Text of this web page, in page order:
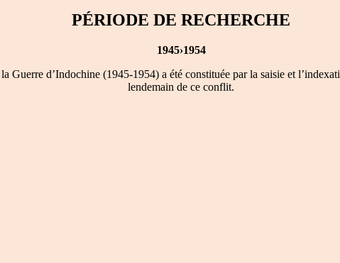
PÉRIODE DE RECHERCHE
1945›1954
Guerre d’Indochine (1945-1954) a été constituée par la saisie et
lendemain de ce conflit.